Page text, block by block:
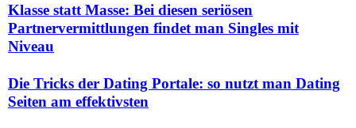
Klasse statt Masse: Bei diesen seriösen
Partnervermittlungen findet man Singles mit
Niveau
Die Tricks der Dating Portale: so nutzt man Dating
Seiten am effektivsten